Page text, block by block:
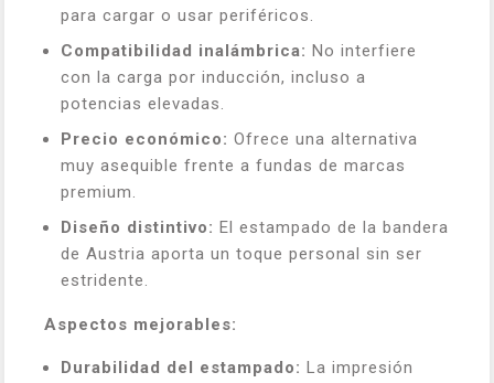
para cargar o usar periféricos.
Compatibilidad inalámbrica: No interfiere
con la carga por inducción, incluso a
potencias elevadas.
Precio económico: Ofrece una alternativa
muy asequible frente a fundas de marcas
premium.
Diseño distintivo: El estampado de la bandera
de Austria aporta un toque personal sin ser
estridente.
Aspectos mejorables:
Durabilidad del estampado: La impresión